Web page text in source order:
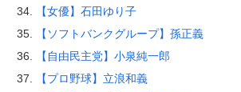
【女優】石田ゆり子
【ソフトバンクグループ】孫正義
【自由民主党】小泉純一郎
【プロ野球】立浪和義